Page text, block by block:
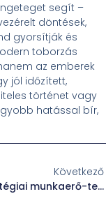
segít –
döntések,
gyorsítják és
toborzás
az emberek
jól időzített,
történet vagy
hatással bír,
Következő
Stratégiai munkaerő-tervezés és alternatív toborzási megoldások a változó munkaerőpiacon